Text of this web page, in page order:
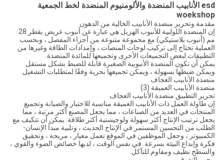
esd الأنابيب المنضدة والألومنيوم المنضدة لخط الجمعية
woekshop
مقدمة وتحرير منضدة الأنابيب الخالية من الدهون
إن المنضدة اللولبية للأنبوب الهزيل هي عبارة عن أنبوب عريض بقطر 28
مم (أنبوب بلاستيكي) مع مجموعة متنوعة من أجزاء المفصل ، وبحسب
العملية تحتاج إلى تركيب لوحات المنصات ، وإمدادات الطاقة وغيرها من
التطبيقات لبعض التجميعات الأخرى وتجميعها للمائدة المنضدة.
يمكن أن تكون المنضدة الأنبوبية الصغيرة قابلة للضبط بشكل مستقل
ويمكن ضبطها بسهولة ، ويمكن تجميعها بحرية وفقًا لمتطلبات التشغيل.
منضدة الأنابيب العجاف
منضدة الأنابيب العميقة (3)
تحرير التطبيق منضدة الأنابيب العجاف
إن طاولة العمل ذات الأنابيب العميقة مناسبة للاختبار والصيانة وتجميع
المنتجات في العديد من الصناعات ، مما يجعل المصنع أكثر مرتبة ، مما
يجعل ترتيب الإنتاج أكثر سهولة ولوجيستية أكثر طلاقة. يمكن أن تتكيف مع
الطلب من التحسين المستمر في الإنتاج الحديث ، وتلبية مبدأ الإنسان-
الكمبيوتر ، وجعل الموظفين في الموقع تعمل معيار ، مريحة ، وتحقيق
فكرة وإبداع البيئة بسرعة. في نفس الوقت ، لديها خصائص الضوء والقوي ،
والسطح نظيف ومقاوم للتآكل.